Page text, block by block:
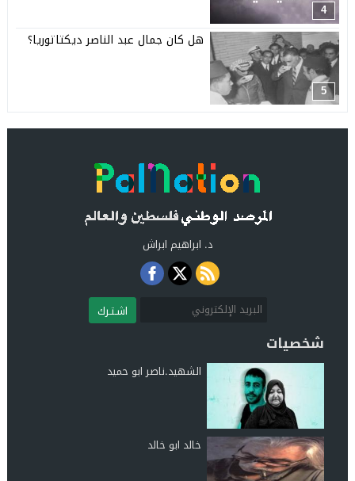
4
5
هل كان جمال عبد الناصر ديكتاتوريا؟
د. ابراهيم ابراش
اشـتـرك
شخصيات
الشهيد.ناصر ابو حميد
خالد ابو خالد